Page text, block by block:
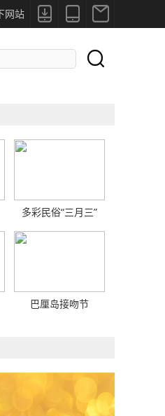



网站

多彩民俗“三月三”
巴厘岛接吻节